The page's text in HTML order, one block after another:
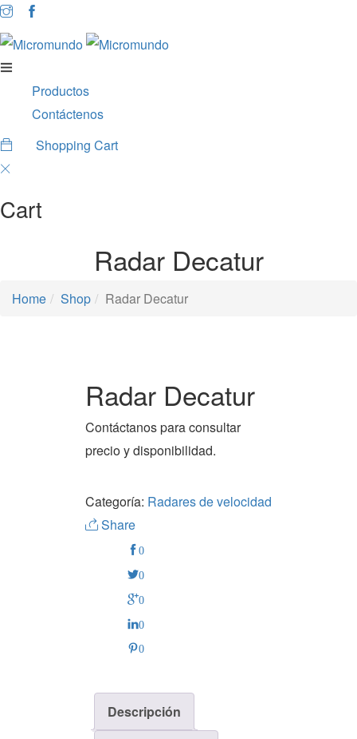
Productos
Contáctenos
Shopping Cart
Cart
Radar Decatur
Home Shop Radar Decatur
Radar Decatur
Contáctanos para consultar
precio y disponibilidad.
Categoría: Radares de velocidad
Share
0
0
0
0
0
Descripción